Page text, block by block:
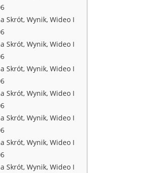
Skrót, Wynik, Wideo I
Skrót, Wynik, Wideo I
Skrót, Wynik, Wideo I
Skrót, Wynik, Wideo I
Skrót, Wynik, Wideo I
Skrót, Wynik, Wideo I
Skrót, Wynik, Wideo I